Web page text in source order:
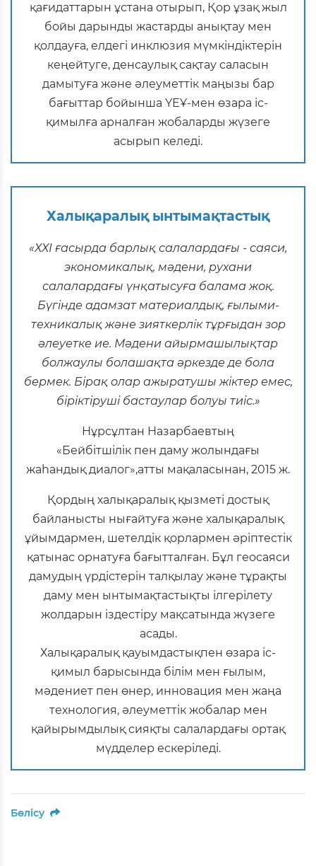
қағидаттарын ұстана отырып, Қор ұзақ жыл
бойы дарынды жастарды анықтау мен
қолдауға, елдегі инклюзия мүмкіндіктерін
кеңейтуге, денсаулық сақтау саласын
дамытуға және әлеуметтік маңызы бар
бағыттар бойынша ҮЕҰ-мен өзара іс-
қимылға арналған жобаларды жүзеге
асырып келеді.
Халықаралық ынтымақтастық
«ХХІ ғасырда барлық салалардағы - саяси,
экономикалық, мәдени, рухани
салалардағы үнқатысуға балама жоқ.
Бүгінде адамзат материалдық, ғылыми-
техникалық және зияткерлік тұрғыдан зор
әлеуетке ие. Мәдени айырмашылықтар
болжаулы болашақта әркезде де бола
бермек. Бірақ олар ажыратушы жіктер емес,
біріктіруші бастаулар болуы тиіс.»
Нұрсұлтан Назарбаевтың
«Бейбітшілік пен даму жолындағы
жаһандық диалог»,атты мақаласынан, 2015 ж.
Қордың халықаралық қызметі достық
байланысты нығайтуға және халықаралық
ұйымдармен, шетелдік қорлармен әріптестік
қатынас орнатуға бағытталған. Бұл геосаяси
дамудың үрдістерін талқылау және тұрақты
даму мен ынтымақтастықты ілгерілету
жолдарын іздестіру мақсатында жүзеге
асады.
Халықаралық қауымдастықпен өзара іс-
қимыл барысында білім мен ғылым,
мәдениет пен өнер, инновация мен жаңа
технология, әлеуметтік жобалар мен
қайырымдылық сияқты салалардағы ортақ
мүдделер ескеріледі.
Бөлісу